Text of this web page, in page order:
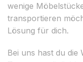
wenige
transportieren
Lösung für dich.
Bei uns hast du die